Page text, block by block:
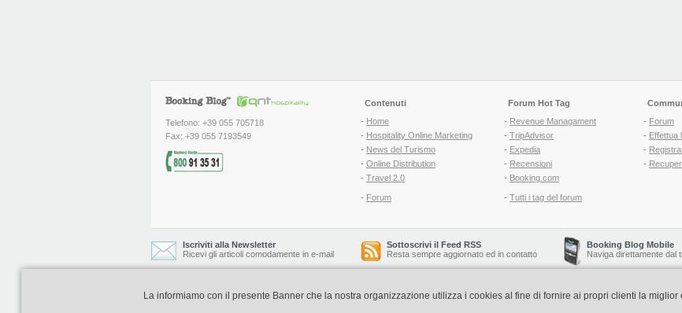
Telefono: +39 055 705718
Fax: +39 055 7193549
Contenuti
- Home
- Hospitality Online Marketing
- News del Turismo
- Online Distribution
- Travel 2.0
- Forum
Forum Hot Tag
- Revenue Managament
- TripAdvisor
- Expedia
- Recensioni
- Booking.com
- Tutti i tag del forum
- Forum
- Effettua
-
-
Iscriviti alla Newsletter
Ricevi gli articoli comodamente in e-mail
Sottoscrivi il Feed RSS
Resta sempre aggiornato ed in contatto
Booking Blog Mobile
Naviga direttamente dal
Booking Blog è realizzato e curato da Copyright © 2006-2026 QNT S.r.l. Socio Unico -
La informiamo con il presente Banner che la nostra organizzazione utilizza i cookies al fine di fornire ai propri clienti la